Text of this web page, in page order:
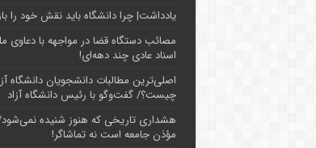
یادداشت| چرا دانشگاه باید نقش خود را
مصائب دستگاه قضا در مواجهه با دعاوی
اسناد عادی چند‌ دهه‌ای!
اصلی‌ترین مطالبات دانشجویان دانشگاه
چیست؟/ گفت‌وگو با رئیس دانشگاه آز‌اد
هشداری تاریخی که هنوز شنیده
مؤذن جامعه است نه تماشاگر!